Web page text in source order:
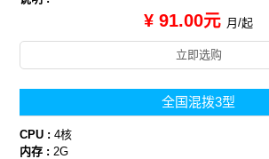
¥ 91.00元 月/起
立即选购
全国混拨3型
CPU :4核
内存 :2G